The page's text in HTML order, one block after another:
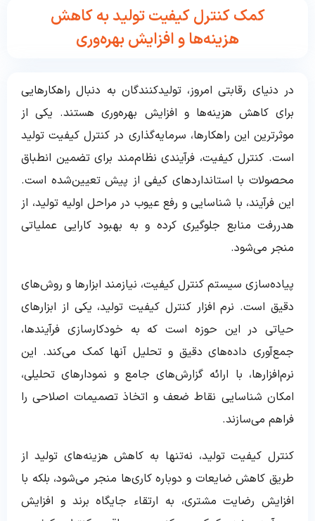
کمک کنترل کیفیت تولید به کاهش
هزینه‌ها و افزایش بهره‌وری
در دنیای رقابتی امروز، تولیدکنندگان به دنبال راهکارهایی
برای کاهش هزینه‌ها و افزایش بهره‌وری هستند. یکی از
موثرترین این راهکارها، سرمایه‌گذاری در کنترل کیفیت تولید
است. کنترل کیفیت، فرآیندی نظام‌مند برای تضمین انطباق
محصولات با استانداردهای کیفی از پیش تعیین‌شده است.
این فرآیند، با شناسایی و رفع عیوب در مراحل اولیه تولید، از
هدررفت منابع جلوگیری کرده و به بهبود کارایی عملیاتی
منجر می‌شود.
پیاده‌سازی سیستم کنترل کیفیت، نیازمند ابزارها و روش‌های
دقیق است. نرم افزار کنترل کیفیت تولید، یکی از ابزارهای
حیاتی در این حوزه است که به خودکارسازی فرآیندها،
جمع‌آوری داده‌های دقیق و تحلیل آنها کمک می‌کند. این
نرم‌افزارها، با ارائه گزارش‌های جامع و نمودارهای تحلیلی،
امکان شناسایی نقاط ضعف و اتخاذ تصمیمات اصلاحی را
فراهم می‌سازند.
کنترل کیفیت تولید، نه‌تنها به کاهش هزینه‌های تولید از
طریق کاهش ضایعات و دوباره کاری‌ها منجر می‌شود، بلکه با
افزایش رضایت مشتری، به ارتقاء جایگاه برند و افزایش